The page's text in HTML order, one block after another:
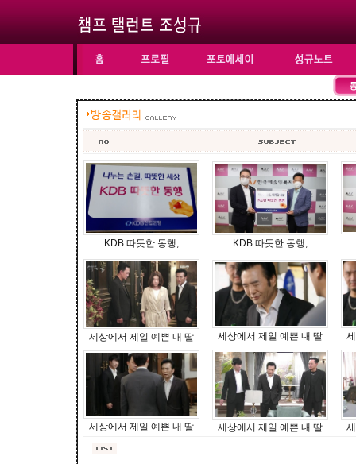
KDB 따듯한 동행, KDB 따듯한 동행,
세상에서 제일 예쁜 내 딸 세상에서 제일 예쁜 내 딸
세상에서 제일 예쁜 내 딸 세상에서 제일 예쁜 내 딸